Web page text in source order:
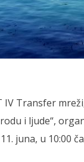
Transfer
i ljude“,
juna, u 10:00